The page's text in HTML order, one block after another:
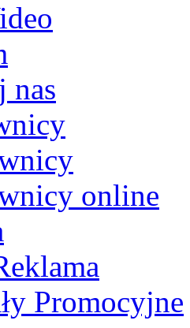
nas
online
Promocyjne